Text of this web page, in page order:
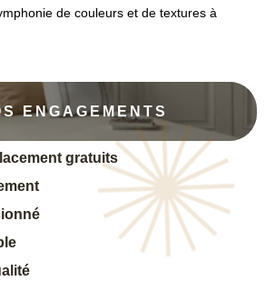
de couleurs et de textures à
ENGAGEMENTS
gratuits